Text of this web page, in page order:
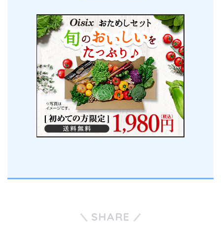
SHARE